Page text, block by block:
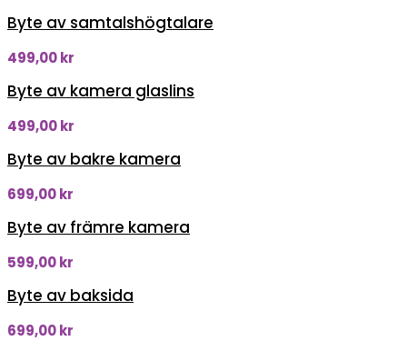
Byte av samtalshögtalare
499,00kr
Byte av kamera glaslins
499,00kr
Byte av bakre kamera
699,00kr
Byte av främre kamera
599,00kr
Byte av baksida
699,00kr